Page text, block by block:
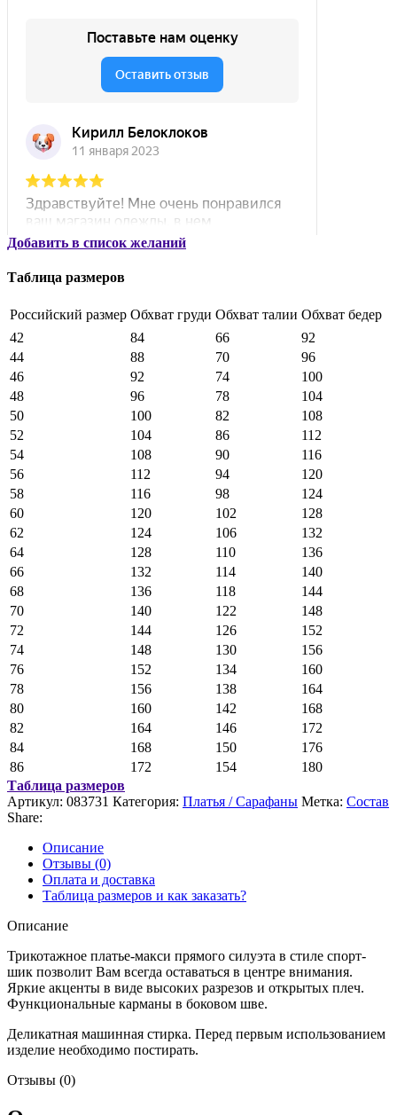
Добавить в список желаний
Таблица размеров
Российский размер Обхват груди Обхват талии Обхват бедер
42
84 66
92
44
88 70
96
46
92 74
100
48
96 78
104
50
100 82
108
52
104 86
112
54
108 90
116
56
112 94
120
58
116 98
124
60
120 102
128
62
124 106
132
64
128 110
136
66
132 114
140
68
136 118
144
70
140 122
148
72
144 126
152
74
148 130
156
76
152 134
160
78
156 138
164
80
160 142
168
82
164 146
172
84
168 150
176
86
172 154
180
Таблица размеров
Артикул: 083731 Категория: Платья / Сарафаны Метка: Состав
Share:
Описание
Отзывы (0)
Оплата и доставка
Таблица размеров и как заказать?
Описание
Трикотажное платье-макси прямого силуэта в стиле спорт-
шик позволит Вам всегда оставаться в центре внимания.
Яркие акценты в виде высоких разрезов и открытых плеч.
Функциональные карманы в боковом шве.
Деликатная машинная стирка. Перед первым использованием
изделие необходимо постирать.
Отзывы (0)